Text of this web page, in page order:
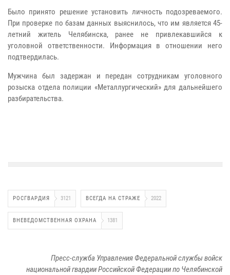
Было принято решение установить личность подозреваемого.
При проверке по базам данных выяснилось, что им является 45-
летний житель Челябинска, ранее не привлекавшийся к
уголовной ответственности. Информация в отношении него
подтвердилась.
Мужчина был задержан и передан сотрудникам уголовного
розыска отдела полиции «Металлургический» для дальнейшего
разбирательства.
РОСГВАРДИЯ 3121 ВСЕГДА НА СТРАЖЕ 2022
ВНЕВЕДОМСТВЕННАЯ ОХРАНА 1381
Пресс-служба Управления Федеральной службы войск
национальной гвардии Российской Федерации по Челябинской